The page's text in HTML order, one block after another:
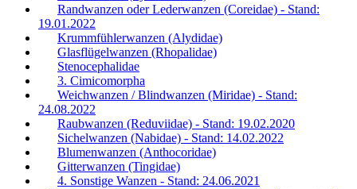
Randwanzen oder Lederwanzen (Coreidae) - Stand:
19.01.2022
Krummfühlerwanzen (Alydidae)
Glasflügelwanzen (Rhopalidae)
Stenocephalidae
3. Cimicomorpha
Weichwanzen / Blindwanzen (Miridae) - Stand:
24.08.2022
Raubwanzen (Reduviidae) - Stand: 19.02.2020
Sichelwanzen (Nabidae) - Stand: 14.02.2022
Blumenwanzen (Anthocoridae)
Gitterwanzen (Tingidae)
4. Sonstige Wanzen - Stand: 24.06.2021